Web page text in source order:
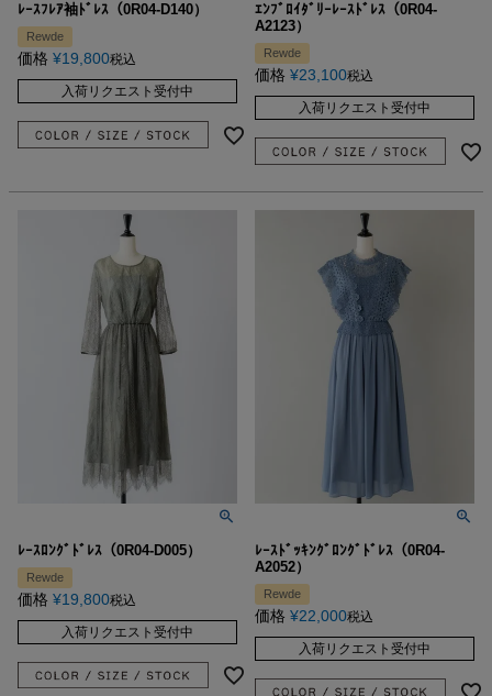
ﾚｰｽﾌﾚｱ袖ﾄﾞﾚｽ（0R04-D140）
Rewde
価格 ¥19,800税込
入荷リクエスト受付中
ｴﾝﾌﾞﾛｲﾀﾞﾘｰﾚｰｽﾄﾞﾚｽ（0R04-
A2123）
Rewde
価格 ¥23,100税込
入荷リクエスト受付中
ﾚｰｽﾛﾝｸﾞﾄﾞﾚｽ（0R04-D005）
Rewde
価格 ¥19,800税込
入荷リクエスト受付中
ﾚｰｽﾄﾞｯｷﾝｸﾞﾛﾝｸﾞﾄﾞﾚｽ（0R04-
A2052）
Rewde
価格 ¥22,000税込
入荷リクエスト受付中